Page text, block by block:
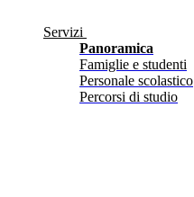
Servizi
Panoramica
Famiglie e studenti
Personale scolastico
Percorsi di studio